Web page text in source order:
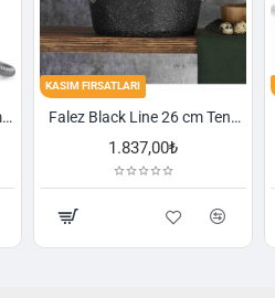
Falez Black Line 26 cm Tencere
KASIM FIRSATLARI